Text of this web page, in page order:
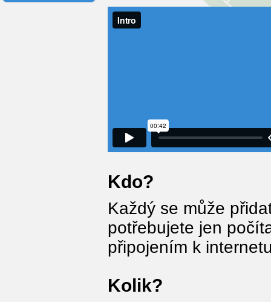
Kdo?
Každý se může
potřebujete jen
připojením k
Kolik?